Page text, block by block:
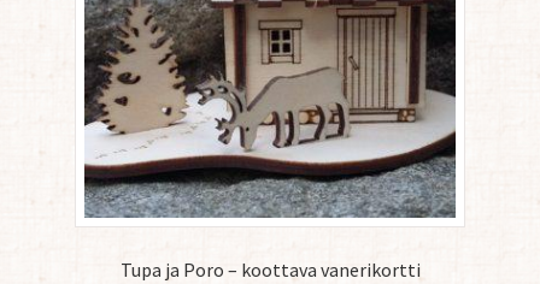
Tupa ja Poro – koottava vanerikortti